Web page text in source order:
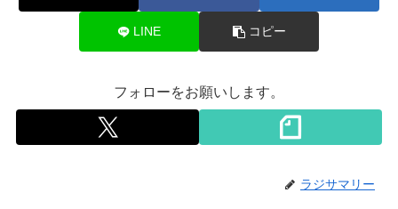
LINE コピー
フォローをお願いします。
ラジサマリー